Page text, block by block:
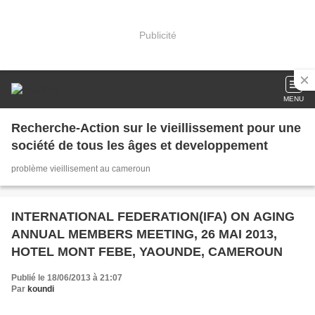
Publicité
MENU
Recherche-Action sur le vieillissement pour une
société de tous les âges et developpement
problème vieillisement au cameroun
INTERNATIONAL FEDERATION(IFA) ON AGING
ANNUAL MEMBERS MEETING, 26 MAI 2013,
HOTEL MONT FEBE, YAOUNDE, CAMEROUN
Publié le 18/06/2013 à 21:07
Par koundi